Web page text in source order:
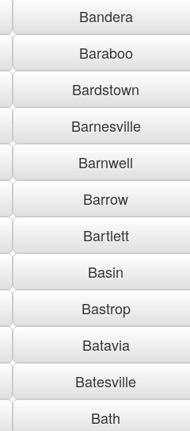
Bandera
Baraboo
Bardstown
Barnesville
Barnwell
Barrow
Bartlett
Basin
Bastrop
Batavia
Batesville
Bath